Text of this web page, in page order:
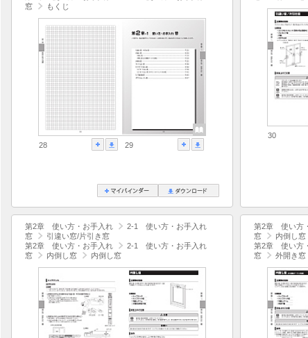
窓
もくじ
28 29
30
第2章 使い方・お手入れ
2-1 使い方・お手入れ
窓
引違い窓/片引き窓
第2章 使い方・お手入れ
2-1 使い方・お手入れ
窓
内倒し窓 内倒し窓
第2章 使い方
窓
内倒し窓
第2章 使い方
窓
外開き窓